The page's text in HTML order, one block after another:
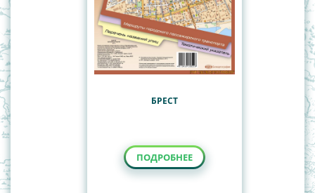
БРЕСТ
ПОДРОБНЕЕ